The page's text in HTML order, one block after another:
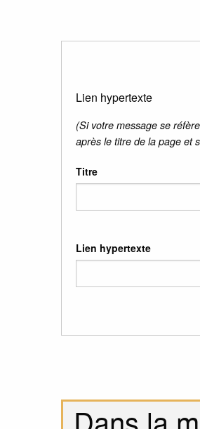
Lien hypertexte
(Si votre message se
après le titre de la page et
Titre
Lien hypertexte
Dans la